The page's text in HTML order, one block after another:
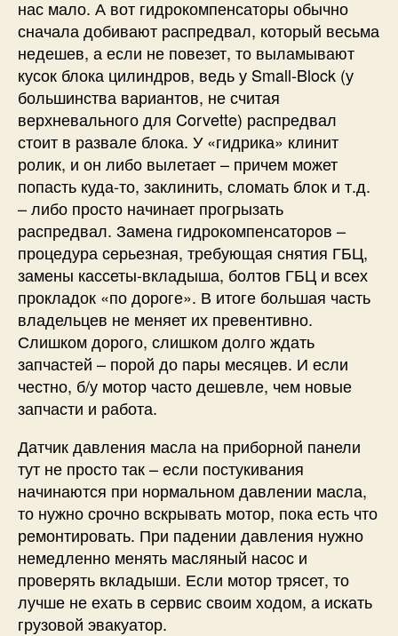
нас мало. А вот гидрокомпенсаторы обычно
сначала добивают распредвал, который весьма
недешев, а если не повезет, то выламывают
кусок блока цилиндров, ведь у Small-Block (у
большинства вариантов, не считая
верхневального для Corvette) распредвал
стоит в развале блока. У «гидрика» клинит
ролик, и он либо вылетает – причем может
попасть куда-то, заклинить, сломать блок и т.д.
– либо просто начинает прогрызать
распредвал. Замена гидрокомпенсаторов –
процедура серьезная, требующая снятия ГБЦ,
замены кассеты-вкладыша, болтов ГБЦ и всех
прокладок «по дороге». В итоге большая часть
владельцев не меняет их превентивно.
Слишком дорого, слишком долго ждать
запчастей – порой до пары месяцев. И если
честно, б/у мотор часто дешевле, чем новые
запчасти и работа.
Датчик давления масла на приборной панели
тут не просто так – если постукивания
начинаются при нормальном давлении масла,
то нужно срочно вскрывать мотор, пока есть что
ремонтировать. При падении давления нужно
немедленно менять масляный насос и
проверять вкладыши. Если мотор трясет, то
лучше не ехать в сервис своим ходом, а искать
грузовой эвакуатор.